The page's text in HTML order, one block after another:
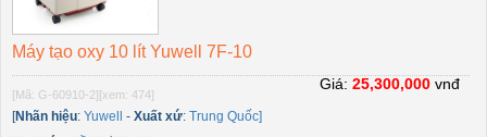
Máy tạo oxy 10 lít Yuwell 7F-10
[Mã: G-60910-2] [xem: 474]
[Nhãn hiệu: Yuwell - Xuất xứ: Trung Quốc]
Giá: 25,300,000 vnđ